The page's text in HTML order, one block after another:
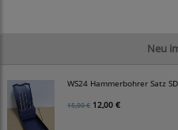
Neu
WS24 Hammerbohrer Satz
15,00 € 12,00 €